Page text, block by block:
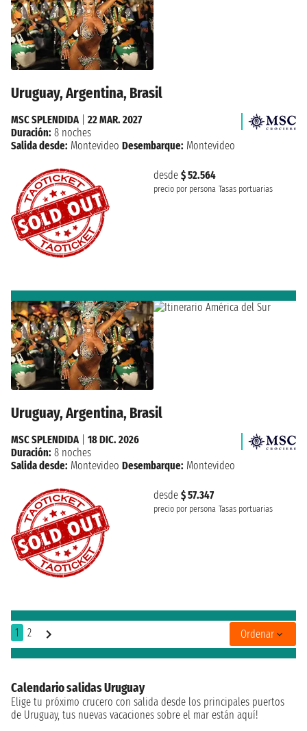
Uruguay, Argentina, Brasil
desde $ 52.564
precio por persona Tasas portuarias
MSC SPLENDIDA| 22 MAR. 2027
Duración: 8 noches
Salida desde: Montevideo Desembarque: Montevideo
Uruguay, Argentina, Brasil
desde $ 57.347
precio por persona Tasas portuarias
MSC SPLENDIDA| 18 DIC. 2026
Duración: 8 noches
Salida desde: Montevideo Desembarque: Montevideo
1 2 Ordenar
Calendario salidas Uruguay
Elige tu próximo crucero con salida desde los principales puertos
de Uruguay, tus nuevas vacaciones sobre el mar están aquí!